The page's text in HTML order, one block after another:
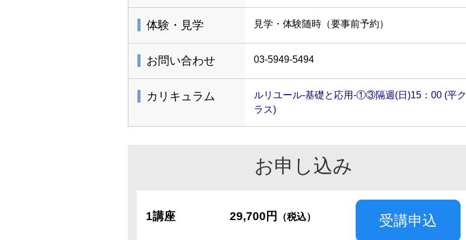
体験・見学 見学・体験随時（要事前予約）
お問い合わせ 03-5949-5494
カリキュラム
ルリユール-基礎と応用-①③隔週(日)15：00 (平ク
ラス)
お申し込み
1講座 29,700円 （税込） 受講申込